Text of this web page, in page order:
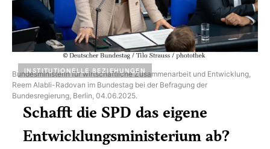
Bundesministerin für wirtschaftliche Zusammenarbeit und Entwicklung,
Reem Alabli-Radovan im Bundestag bei der Befragung der
Bundesregierung, Berlin, 04.06.2025.
INSTITUTIONELLE BEZIEHUNGEN
Schafft die SPD das eigene
Entwicklungsministerium ab?